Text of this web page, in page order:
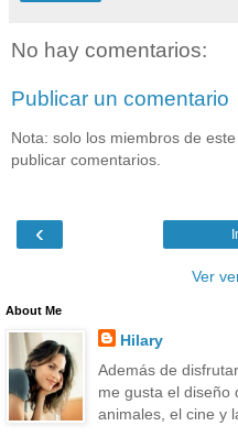
No hay comentarios:
Publicar un comentario
Nota: solo los miembros de
publicar comentarios.
‹
Ver
About Me
Hilary
Además de
me gusta el diseño
animales, el cine y